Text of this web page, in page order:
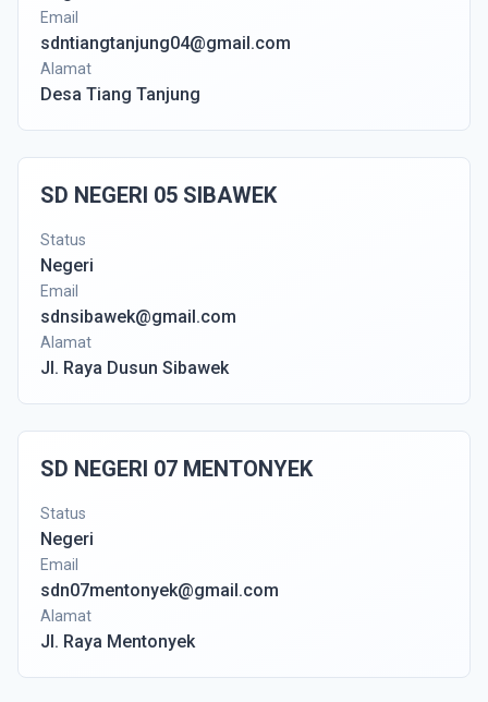
Email
sdntiangtanjung04@gmail.com
Alamat
Desa Tiang Tanjung
SD NEGERI 05 SIBAWEK
Status
Negeri
Email
sdnsibawek@gmail.com
Alamat
Jl. Raya Dusun Sibawek
SD NEGERI 07 MENTONYEK
Status
Negeri
Email
sdn07mentonyek@gmail.com
Alamat
Jl. Raya Mentonyek